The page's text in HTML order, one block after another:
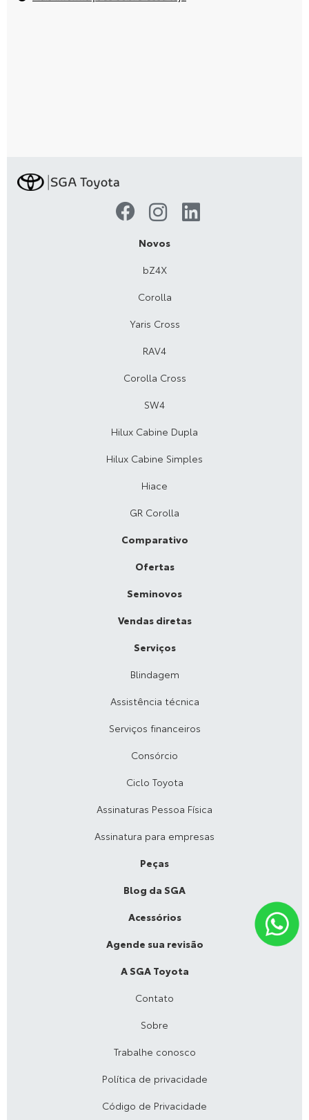
Novos
bZ4X
Corolla
Yaris Cross
RAV4
Corolla Cross
SW4
Hilux Cabine Dupla
Hilux Cabine Simples
Hiace
GR Corolla
Comparativo
Ofertas
Seminovos
Vendas diretas
Serviços
Blindagem
Assistência técnica
Serviços financeiros
Consórcio
Ciclo Toyota
Assinaturas Pessoa Física
Assinatura para empresas
Peças
Blog da SGA
Acessórios
Agende sua revisão
A SGA Toyota
Contato
Sobre
Trabalhe conosco
Política de privacidade
Código de Privacidade